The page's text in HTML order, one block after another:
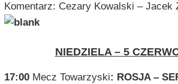
Komentarz: Cezary Kowalski – Jacek
NIEDZIELA – 5
17:00 Mecz Towarzyski: ROSJA –